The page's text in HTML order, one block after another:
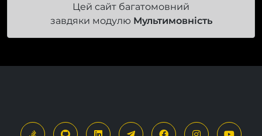
Цей сайт багатомовний
завдяки модулю Мультимовність